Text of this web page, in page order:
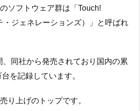
ソフトウェア群は「Touch!
・ジェネレーションズ）」と呼ばれ
同社から発売されており国内の累
を記録しています。
り上げのトップです。